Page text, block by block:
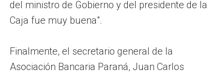
del ministro de Gobierno y del presidente de la
Caja fue muy buena".
Finalmente, el secretario general de la
Asociación Bancaria Paraná, Juan Carlos